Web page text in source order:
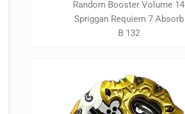
Random Booster Volume 14
Spriggan Requiem 7 Absorb
B 132